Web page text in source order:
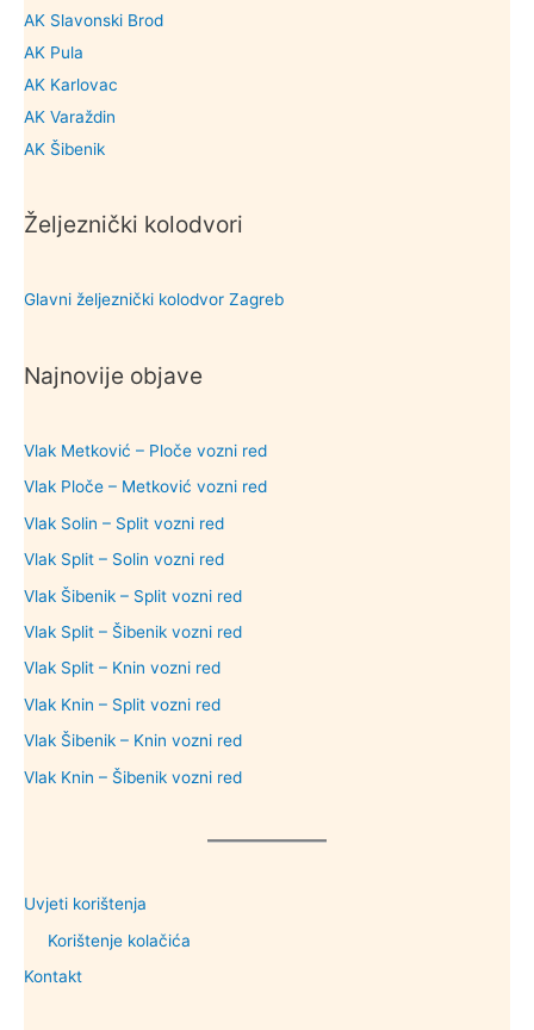
AK Slavonski Brod
AK Pula
AK Karlovac
AK Varaždin
AK Šibenik
Željeznički kolodvori
Glavni željeznički kolodvor Zagreb
Najnovije objave
Vlak Metković – Ploče vozni red
Vlak Ploče – Metković vozni red
Vlak Solin – Split vozni red
Vlak Split – Solin vozni red
Vlak Šibenik – Split vozni red
Vlak Split – Šibenik vozni red
Vlak Split – Knin vozni red
Vlak Knin – Split vozni red
Vlak Šibenik – Knin vozni red
Vlak Knin – Šibenik vozni red
Uvjeti korištenja
Korištenje kolačića
Kontakt